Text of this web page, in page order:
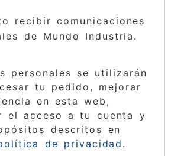
recibir comunicaciones
de Mundo Industria.
personales se utilizarán
tu pedido, mejorar
en esta web,
el acceso a tu cuenta y
descritos en
de privacidad .